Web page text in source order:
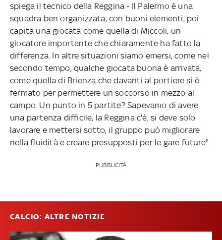
spiega il tecnico della Reggina - Il Palermo è una
squadra ben organizzata, con buoni elementi, poi
capita una giocata come quella di Miccoli, un
giocatore importante che chiaramente ha fatto la
differenza. In altre situazioni siamo emersi, come nel
secondo tempo, qualche giocata buona è arrivata,
come quella di Brienza che davanti al portiere si è
fermato per permettere un soccorso in mezzo al
campo. Un punto in 5 partite? Sapevamo di avere
una partenza difficile, la Reggina c'è, si deve solo
lavorare e mettersi sotto, il gruppo può migliorare
nella fluidità e creare presupposti per le gare future".
PUBBLICITÀ
CALCIO: ALTRE NOTIZIE